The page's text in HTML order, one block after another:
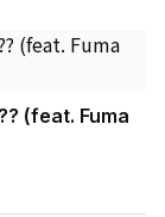
(feat. Fuma